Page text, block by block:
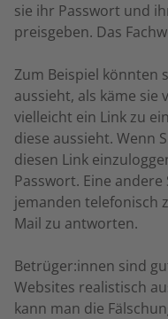
sie ihr Passwort und
preisgeben. Das
Zum Beispiel könnten
aussieht, als käme sie
vielleicht ein Link zu
diese aussieht. Wenn
diesen Link
Passwort. Eine
jemanden telefonisch
Mail zu antworten.
Betrüger:innen sind
Websites realistisch
kann man die